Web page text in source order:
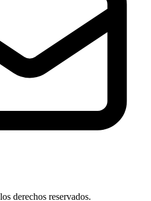
derechos reservados.